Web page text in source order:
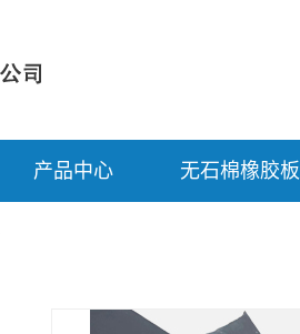
产品中心 无石棉橡胶板